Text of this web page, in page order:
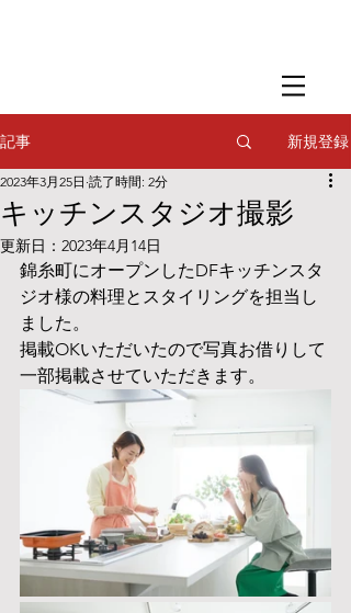
フードスタイリング
記事 新規登録
キッチンスタジオ撮影
2023年3月25日 読了時間: 2分
更新日： 2023年4月14日
錦糸町にオープンしたDFキッチンスタ
ジオ様の料理とスタイリングを担当し
ました。
掲載OKいただいたので写真お借りして
一部掲載させていただきます。